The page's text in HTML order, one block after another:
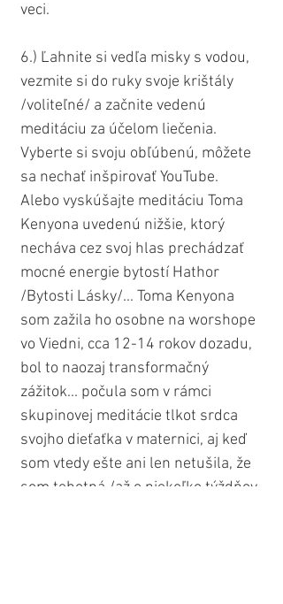
veci.
6.) Ľahnite si vedľa misky s vodou,
vezmite si do ruky svoje krištály
/voliteľné/ a začnite vedenú
meditáciu za účelom liečenia.
Vyberte si svoju obľúbenú, môžete
sa nechať inšpirovať YouTube.
Alebo vyskúšajte meditáciu Toma
Kenyona uvedenú nižšie, ktorý
necháva cez svoj hlas prechádzať
mocné energie bytostí Hathor
/Bytosti Lásky/... Toma Kenyona
som zažila ho osobne na worshope
vo Viedni, cca 12-14 rokov dozadu,
bol to naozaj transformačný
zážitok... počula som v rámci
skupinovej meditácie tlkot srdca
svojho dieťaťka v maternici, aj keď
som vtedy ešte ani len netušila, že
som tehotná /až o niekoľko týždňov